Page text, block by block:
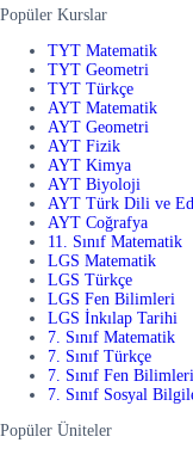
Popüler Kurslar
TYT Matematik
TYT Geometri
TYT Türkçe
AYT Matematik
AYT Geometri
AYT Fizik
AYT Kimya
AYT Biyoloji
AYT Türk Dili ve
AYT Coğrafya
11. Sınıf Matematik
LGS Matematik
LGS Türkçe
LGS Fen Bilimleri
LGS İnkılap Tarihi
7. Sınıf Matematik
7. Sınıf Türkçe
7. Sınıf Fen Bilimleri
7. Sınıf Sosyal
Popüler Üniteler